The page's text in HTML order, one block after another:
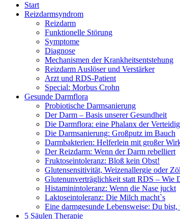
Start
Reizdarmsyndrom
Reizdarm
Funktionelle Störung
Symptome
Diagnose
Mechanismen der Krankheitsentstehung
Reizdarm Auslöser und Verstärker
Arzt und RDS-Patient
Special: Morbus Crohn
Gesunde Darmflora
Probiotische Darmsanierung
Der Darm – Basis unserer Gesundheit
Die Darmflora: eine Phalanx der
Die Darmsanierung: Großputz im Bauch
Darmbakterien: Helferlein mit großer
Der Reizdarm: Wenn der Darm rebelliert
Fruktoseintoleranz: Bloß kein Obst!
Glutensensitivität, Weizenallergie oder
Glutenunverträglichkeit statt RDS – Wie
Histaminintoleranz: Wenn die Nase juckt
Laktoseintoleranz: Die Milch macht`s
Eine darmgesunde Lebensweise: Du bist,
5 Säulen Therapie